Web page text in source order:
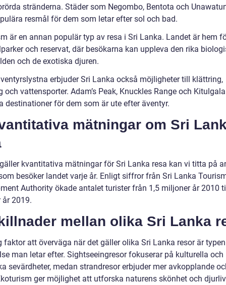
stränderna. Städer som Negombo, Bentota och
resmål för dem som letar efter sol och bad.
är en annan populär typ av resa i Sri Lanka. Landet är hem
och reservat, där besökarna kan uppleva den rika
och de exotiska djuren.
erbjuder Sri Lanka också möjligheter till klättring,
och vattensporter. Adam’s Peak, Knuckles Range och
destinationer för dem som är ute efter äventyr.
mätningar om Sri
kvantitativa mätningar för Sri Lanka resa kan vi titta på
besöker landet varje år. Enligt siffror från Sri Lanka
Authority ökade antalet turister från 1,5 miljoner år 2010
2019.
mellan olika Sri Lanka
faktor att överväga när det gäller olika Sri Lanka resor är
man letar efter. Sightseeingresor fokuserar på kulturella och
sevärdheter, medan strandresor erbjuder mer avkopplande
ger möjlighet att utforska naturens skönhet och